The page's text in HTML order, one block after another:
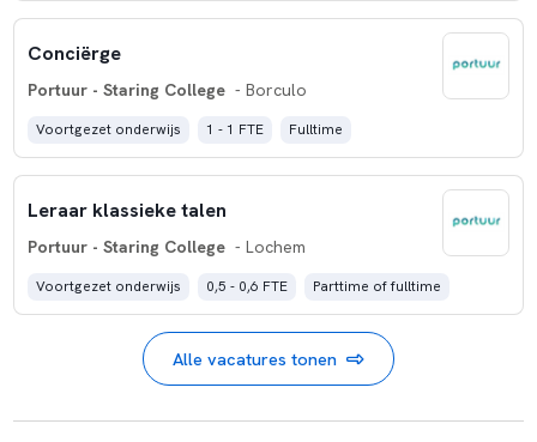
Conciërge
Portuur - Staring College - Borculo
Voortgezet onderwijs 1 - 1 FTE Fulltime
Leraar klassieke talen
Portuur - Staring College - Lochem
Voortgezet onderwijs 0,5 - 0,6 FTE Parttime of fulltime
Alle vacatures tonen